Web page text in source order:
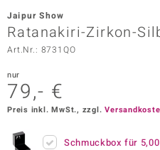
Vogue
Paraíso
Jaipur Show
Ratanakiri-Zirkon-
Art.Nr.: 8731QO
nur
79,- €
Preis inkl. MwSt., zzgl.
Schmuckbox für